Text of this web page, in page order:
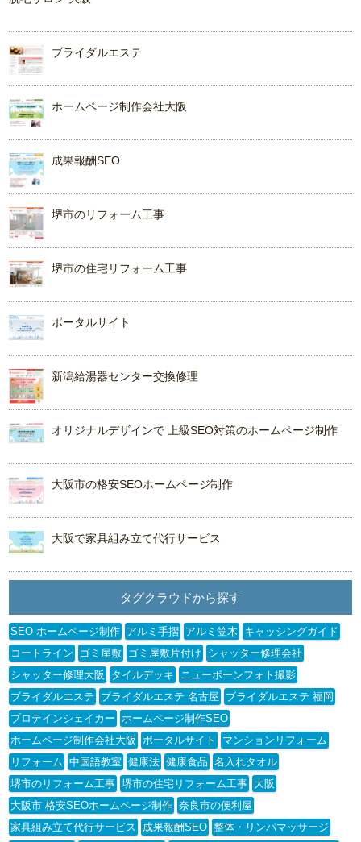
ブライダルエステ
ホームページ制作会社大阪
成果報酬SEO
堺市のリフォーム工事
堺市の住宅リフォーム工事
ポータルサイト
新潟給湯器センター交換修理
オリジナルデザインで 上級SEO対策のホームページ制作
大阪市の格安SEOホームページ制作
大阪で家具組み立て代行サービス
タグクラウドから探す
SEO ホームページ制作 アルミ手摺 アルミ笠木
キャッシングガイド
コートライン
ゴミ屋敷 ゴミ屋敷片付け
シャッター修理会社
シャッター修理大阪
タイルデッキ
ニューボーンフォト撮影
ブライダルエステ
ブライダルエステ 名古屋
ブライダルエステ 福岡
プロテインシェイカー
ホームページ制作SEO
ホームページ制作会社大阪
ポータルサイト
マンションリフォーム
リフォーム
中国語教室 健康法 健康食品
名入れタオル
堺市のリフォーム工事 堺市の住宅リフォーム工事 大阪
大阪市 格安SEOホームページ制作 奈良市の便利屋
家具組み立て代行サービス
成果報酬SEO 整体・リンパマッサージ